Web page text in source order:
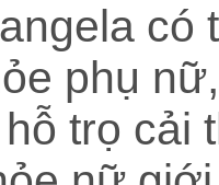
có
phụ
trọ cải